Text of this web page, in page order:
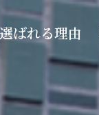
選ばれる理由